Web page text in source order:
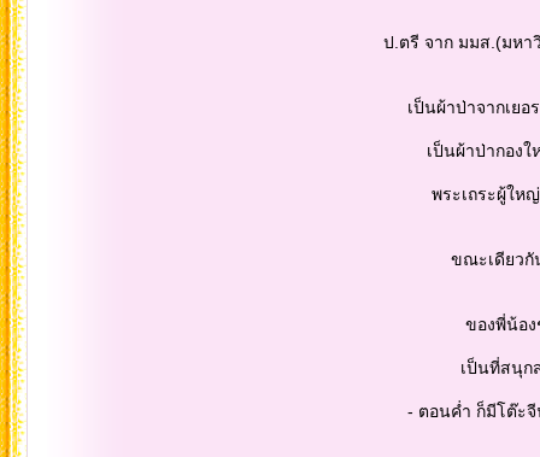
ป.ตรี จาก มมส.(มหาวิทยาลัยมห
เป็นผ้าป่าจากเยอรมัน (เป็นแม่
เป็นผ้าป่ากองใหญ่..วัตถุประส
พระเถระผู้ใหญ่เป็นที่่เคารพสัก
ขณะเดียวกันก็ได้ร่วมขบวนแห่
ของพี่น้องชาวอำเภอมัญจา
เป็นที่สนุกสนาน ได้
- ตอนค่ำ ก็มีโต๊ะจีน ร่วมรับป